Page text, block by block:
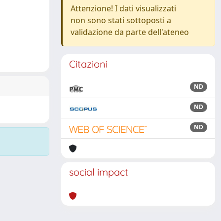
Attenzione! I dati visualizzati
non sono stati sottoposti a
validazione da parte dell'ateneo
Citazioni
ND
ND
ND
social impact